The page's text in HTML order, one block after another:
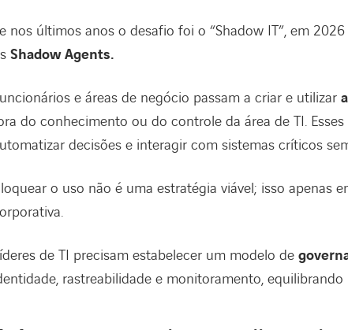
nos últimos anos o desafio foi o “Shadow IT”, em
Shadow Agents.
e áreas de negócio passam a criar e utilizar
do conhecimento ou do controle da área de TI.
decisões e interagir com sistemas críticos
o uso não é uma estratégia viável; isso apenas
de TI precisam estabelecer um modelo de
rastreabilidade e monitoramento,